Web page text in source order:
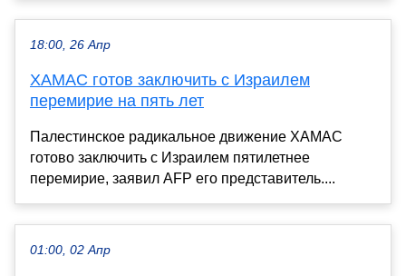
18:00, 26 Апр
ХАМАС готов заключить с Израилем
перемирие на пять лет
Палестинское радикальное движение ХАМАС
готово заключить с Израилем пятилетнее
перемирие, заявил AFP его представитель....
01:00, 02 Апр